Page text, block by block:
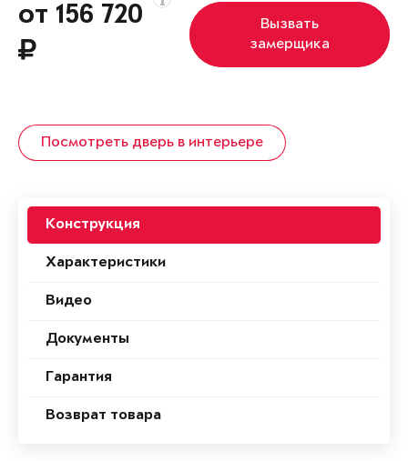
от 156 720
Вызвать
замерщика
Посмотреть дверь в интерьере
Конструкция
Характеристики
Видео
Документы
Гарантия
Возврат товара